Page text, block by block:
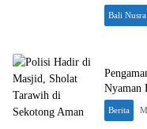
Bali Nusra
Nyaman
Berita